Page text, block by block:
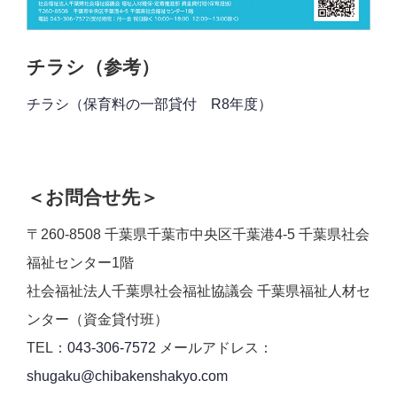
チラシ（参考）
チラシ（保育料の一部貸付 R8年度）
＜お問合せ先＞
〒260-8508 千葉県千葉市中央区千葉港4-5 千葉県社会
福祉センター1階
社会福祉法人千葉県社会福祉協議会 千葉県福祉人材セ
ンター（資金貸付班）
TEL： 043-306-7572 メールアドレス：
shugaku@chibakenshakyo.com